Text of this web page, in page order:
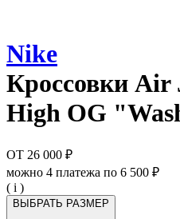
Nike
Кроссовки Air
High OG
ОТ 26 000 ₽
можно 4 платежа по 6 500 ₽
( i )
ВЫБРАТЬ РАЗМЕР